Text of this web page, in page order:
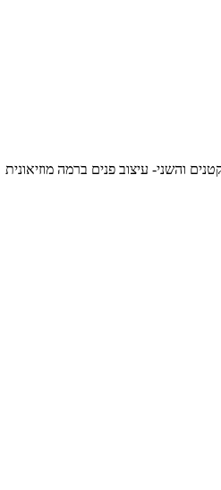
והשני- עיצוב פנים ברמה מוזיאונית